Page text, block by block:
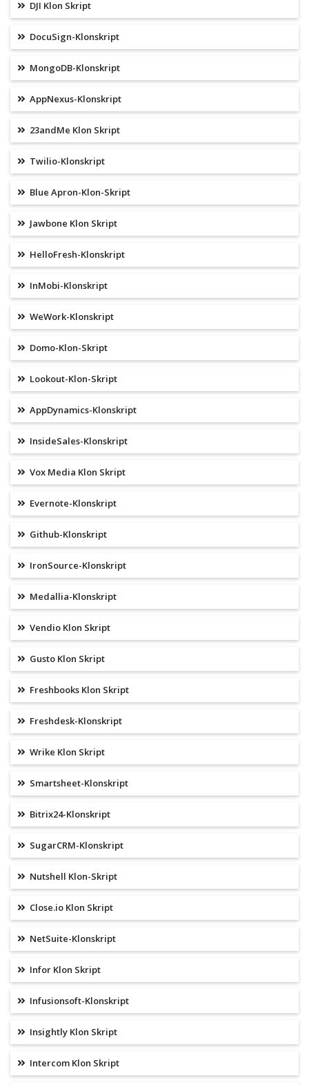
DJI Klon Skript
DocuSign-Klonskript
MongoDB-Klonskript
AppNexus-Klonskript
23andMe Klon Skript
Twilio-Klonskript
Blue Apron-Klon-Skript
Jawbone Klon Skript
HelloFresh-Klonskript
InMobi-Klonskript
WeWork-Klonskript
Domo-Klon-Skript
Lookout-Klon-Skript
AppDynamics-Klonskript
InsideSales-Klonskript
Vox Media Klon Skript
Evernote-Klonskript
Github-Klonskript
IronSource-Klonskript
Medallia-Klonskript
Vendio Klon Skript
Gusto Klon Skript
Freshbooks Klon Skript
Freshdesk-Klonskript
Wrike Klon Skript
Smartsheet-Klonskript
Bitrix24-Klonskript
SugarCRM-Klonskript
Nutshell Klon-Skript
Close.io Klon Skript
NetSuite-Klonskript
Infor Klon Skript
Infusionsoft-Klonskript
Insightly Klon Skript
Intercom Klon Skript